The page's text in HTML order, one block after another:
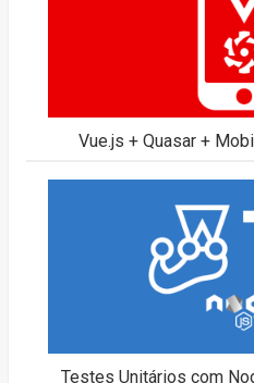
Vue.js + Quasar +
Testes Unitários com